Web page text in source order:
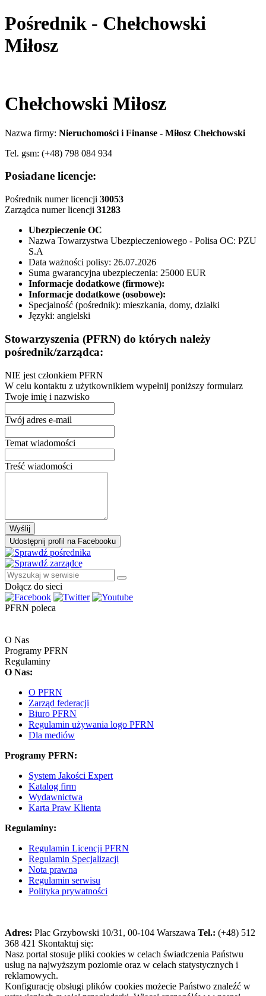
Pośrednik - Chełchowski
Miłosz
Chełchowski Miłosz
Nazwa firmy: Nieruchomości i Finanse - Miłosz Chełchowski
Tel. gsm: (+48) 798 084 934
Posiadane licencje:
Pośrednik numer licencji 30053
Zarządca numer licencji 31283
Ubezpieczenie OC
Nazwa Towarzystwa Ubezpieczeniowego - Polisa OC: PZU
S.A
Data ważności polisy: 26.07.2026
Suma gwarancyjna ubezpieczenia: 25000 EUR
Informacje dodatkowe (firmowe):
Informacje dodatkowe (osobowe):
Specjalność (pośrednik): mieszkania, domy, działki
Języki: angielski
Stowarzyszenia (PFRN) do których należy
pośrednik/zarządca:
NIE jest członkiem PFRN
W celu kontaktu z użytkownikiem wypełnij poniższy formularz
Twoje imię i nazwisko
Twój adres e-mail
Temat wiadomości
Treść wiadomości
Wyślij
Udostępnij profil na Facebooku
Dołącz do sieci
PFRN poleca
O Nas
Programy PFRN
Regulaminy
O Nas:
O PFRN
Zarząd federacji
Biuro PFRN
Regulamin używania logo PFRN
Dla mediów
Programy PFRN:
System Jakości Expert
Katalog firm
Wydawnictwa
Karta Praw Klienta
Regulaminy:
Regulamin Licencji PFRN
Regulamin Specjalizacji
Nota prawna
Regulamin serwisu
Polityka prywatności
Adres: Plac Grzybowski 10/31, 00-104 Warszawa Tel.: (+48) 512
368 421 Skontaktuj się:
Nasz portal stosuje pliki cookies w celach świadczenia Państwu
usług na najwyższym poziomie oraz w celach statystycznych i
reklamowych.
Konfigurację obsługi plików cookies możecie Państwo znaleźć w